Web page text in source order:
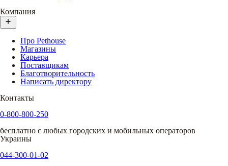
Компания
Про Pethouse
Магазины
Карьера
Поставщикам
Благотворительность
Написать директору
Контакты
0-800-800-250
бесплатно с любых городских и мобильных операторов
Украины
044-300-01-02